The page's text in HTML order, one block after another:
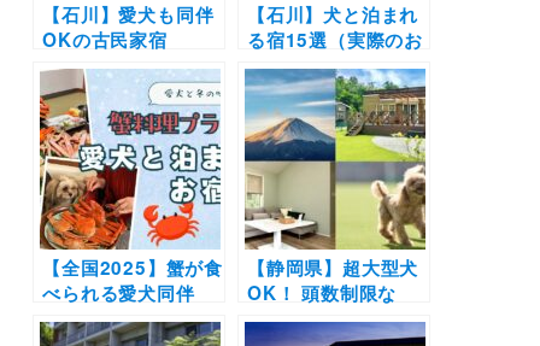
【石川】愛犬も同伴
OKの古民家宿
「【YADO SEN －
仙－ KOMATSU】」
が2025年7月オープ
ン！プライベートサ
ウナを完備した棟
も！
【石川】犬と泊まれ
る宿15選（実際のお
でかけレポあり）温
泉宿や一棟貸切など
おすすめの施設を厳
選
【全国2025】蟹が食
べられる愛犬同伴
OKの宿10選！ズワ
【静岡県】超大型犬
OK！ 頭数制限な
し！ 全棟プライベー